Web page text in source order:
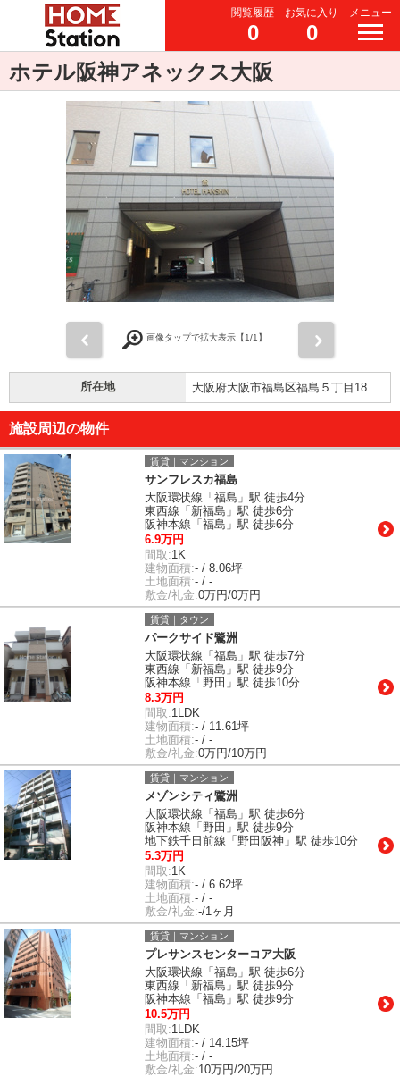
閲覧履歴
0
お気に入り
0
メニュー
ホテル阪神アネックス大阪
画像タップで拡大表示【1/1】
所在地 大阪府大阪市福島区福島５丁目18
施設周辺の物件
賃貸｜マンション
サンフレスカ福島
大阪環状線「福島」駅 徒歩4分
東西線「新福島」駅 徒歩6分
阪神本線「福島」駅 徒歩6分
6.9万円
間取:1K
建物面積:- / 8.06坪
土地面積:- / -
敷金/礼金:0万円/0万円
賃貸｜タウン
パークサイド鷺洲
大阪環状線「福島」駅 徒歩7分
東西線「新福島」駅 徒歩9分
阪神本線「野田」駅 徒歩10分
8.3万円
間取:1LDK
建物面積:- / 11.61坪
土地面積:- / -
敷金/礼金:0万円/10万円
賃貸｜マンション
メゾンシティ鷺洲
大阪環状線「福島」駅 徒歩6分
阪神本線「野田」駅 徒歩9分
地下鉄千日前線「野田阪神」駅 徒歩10分
5.3万円
間取:1K
建物面積:- / 6.62坪
土地面積:- / -
敷金/礼金:-/1ヶ月
賃貸｜マンション
プレサンスセンターコア大阪
大阪環状線「福島」駅 徒歩6分
東西線「新福島」駅 徒歩9分
阪神本線「福島」駅 徒歩9分
10.5万円
間取:1LDK
建物面積:- / 14.15坪
土地面積:- / -
敷金/礼金:10万円/20万円